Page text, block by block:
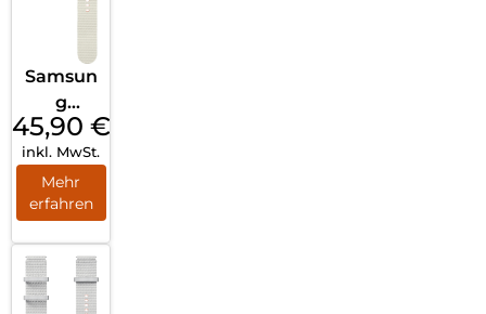
Samsun
g
Athleisu
re Band
S/M
Galaxy
Cream
45,90 €
inkl. MwSt.
Mehr
erfahren